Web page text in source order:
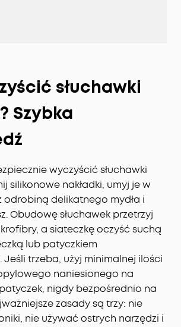
słuchawki
Szybka
wyczyścić słuchawki
silikonowe nakładki, umyj je w
odrobiną delikatnego mydła i
Obudowę słuchawek przetrzyj
a siateczkę oczyść suchą
lub patyczkiem
Jeśli trzeba, użyj minimalnej ilości
naniesionego na
nigdy bezpośrednio na
zasady są trzy: nie
nie używać ostrych narzędzi i